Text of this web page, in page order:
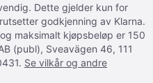
Dette gjelder kun for
godkjenning av Klarna.
maksimalt kjøpsbeløp er 150
(publ), Sveavägen 46, 111
Se vilkår og andre